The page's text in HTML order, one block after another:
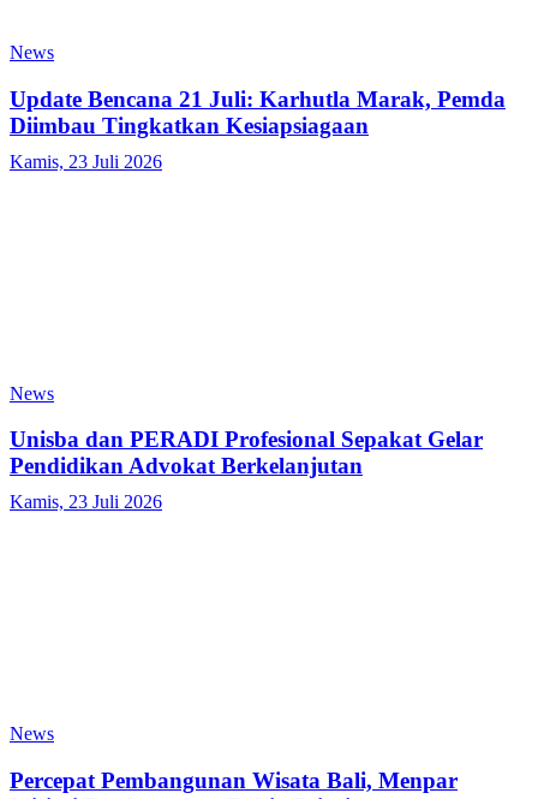
News
Update Bencana 21 Juli: Karhutla Marak, Pemda
Diimbau Tingkatkan Kesiapsiagaan
Kamis, 23 Juli 2026
News
Unisba dan PERADI Profesional Sepakat Gelar
Pendidikan Advokat Berkelanjutan
Kamis, 23 Juli 2026
News
Percepat Pembangunan Wisata Bali, Menpar